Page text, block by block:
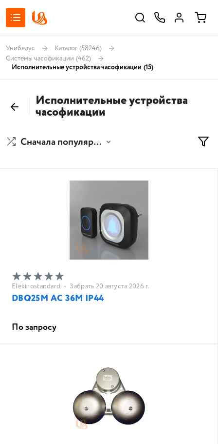
Унибелус Каталог (58246)
Системы часофикации (462)
Исполнительные устройства часофикации (15)
Исполнительные устройства
часофикации
Сначала популярные
Elektrostandard • Забрать 20 августа 2026 г.
DBQ25M AC 36M IP44
По запросу